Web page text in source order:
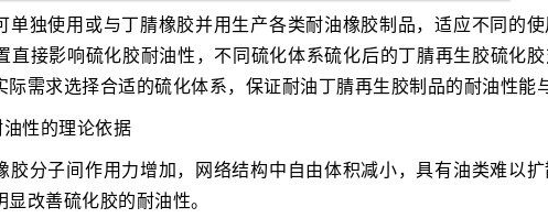
单独使用或与丁腈橡胶并用生产各类耐油橡胶制品，适应不同的
直接影响硫化胶耐油性，不同硫化体系硫化后的丁腈再生胶硫化
需求选择合适的硫化体系，保证耐油丁腈再生胶制品的耐油性能
性的理论依据
胶分子间作用力增加，网络结构中自由体积减小，具有油类难以
改善硫化胶的耐油性。